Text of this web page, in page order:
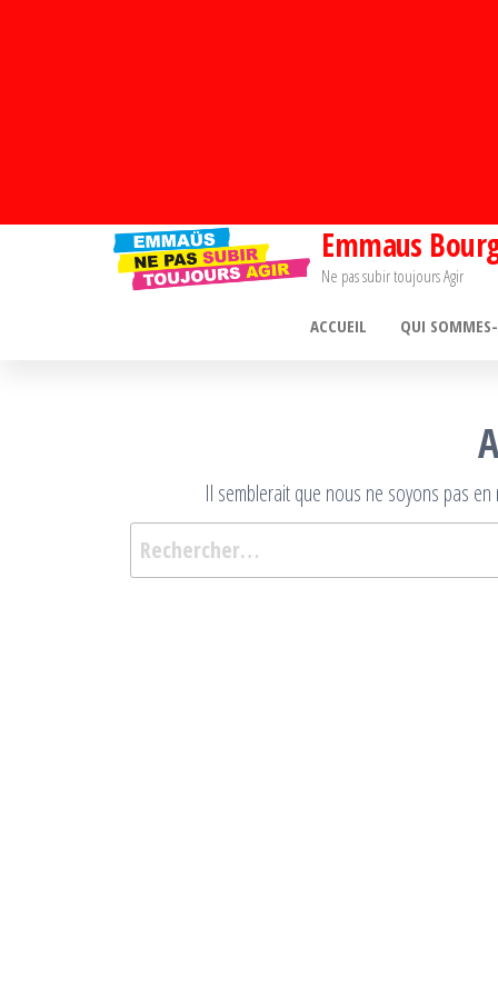
Emmaus
Ne pas subir toujours Agir
ACCUEIL QUI
Il semblerait que nous ne soyons pas